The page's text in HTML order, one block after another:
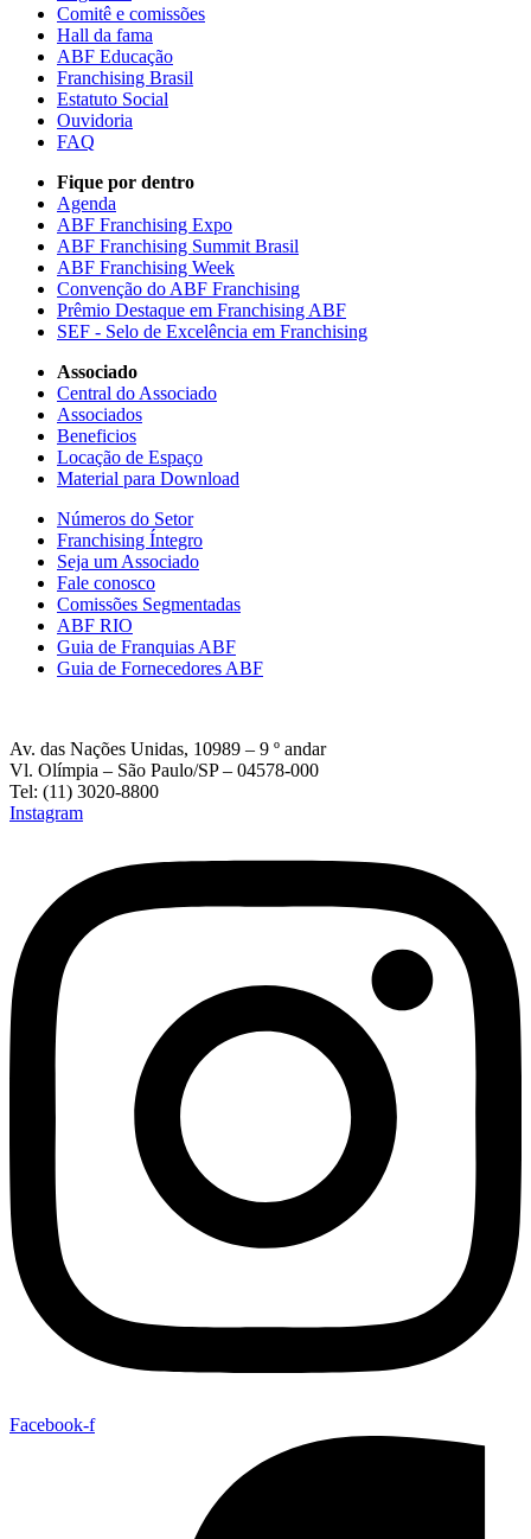
Comitê e comissões
Hall da fama
ABF Educação
Franchising Brasil
Estatuto Social
Ouvidoria
FAQ
Fique por dentro
Agenda
ABF Franchising Expo
ABF Franchising Summit Brasil
ABF Franchising Week
Convenção do ABF Franchising
Prêmio Destaque em Franchising ABF
SEF - Selo de Excelência em Franchising
Associado
Central do Associado
Associados
Beneficios
Locação de Espaço
Material para Download
Números do Setor
Franchising Íntegro
Seja um Associado
Fale conosco
Comissões Segmentadas
ABF RIO
Guia de Franquias ABF
Guia de Fornecedores ABF
Av. das Nações Unidas, 10989 – 9 º andar
Vl. Olímpia – São Paulo/SP – 04578-000
Tel: (11) 3020-8800
Instagram
Facebook-f